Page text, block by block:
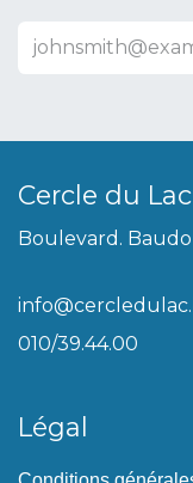
Cercle du Lac
Boulevard.
010/39.44.00
Légal